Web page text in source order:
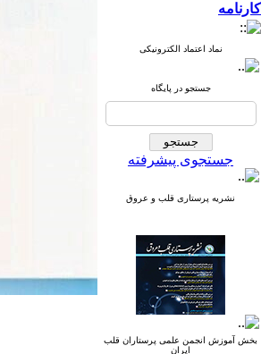
کارنامه
نماد اعتماد الکترونیکی
جستجو در پایگاه
جستجوی پیشرفته
نشریه پرستاری قلب و عروق
بخش آموزش انجمن علمی پرستاران قلب
ایران